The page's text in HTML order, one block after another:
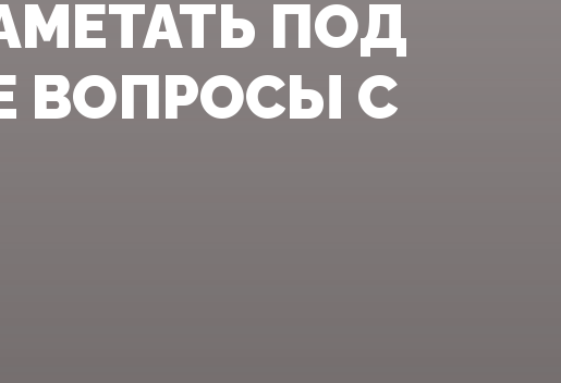
ПОД
ВОПРОСЫ С